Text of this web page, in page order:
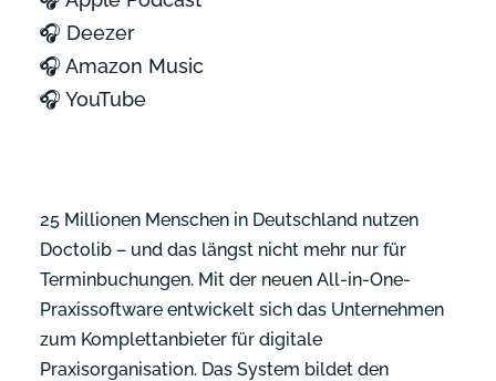
🎧 Deezer
🎧 Amazon Music
🎧 YouTube
25 Millionen Menschen in Deutschland nutzen
Doctolib – und das längst nicht mehr nur für
Terminbuchungen. Mit der neuen All-in-One-
Praxissoftware entwickelt sich das Unternehmen
zum Komplettanbieter für digitale
Praxisorganisation. Das System bildet den